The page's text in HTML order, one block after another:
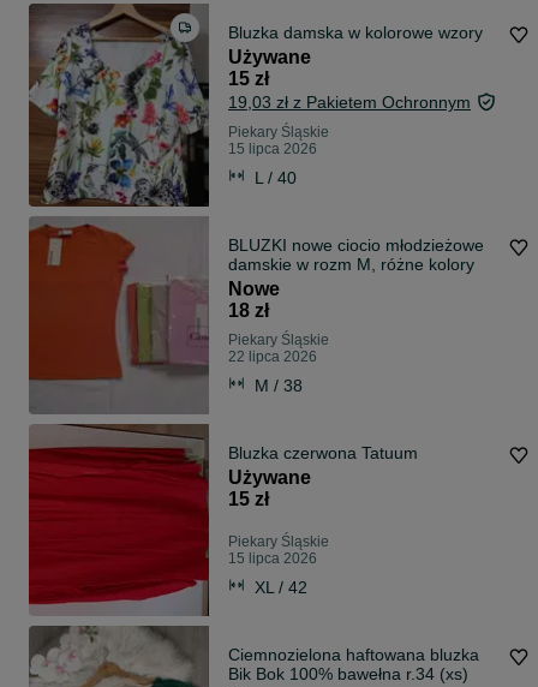
Bluzka damska w kolorowe wzory
Używane
15 zł
19,03 zł z Pakietem Ochronnym
Piekary Śląskie
15 lipca 2026
L / 40
BLUZKI nowe ciocio młodzieżowe
damskie w rozm M, różne kolory
Nowe
18 zł
Piekary Śląskie
22 lipca 2026
M / 38
Bluzka czerwona Tatuum
Używane
15 zł
Piekary Śląskie
15 lipca 2026
XL / 42
Ciemnozielona haftowana bluzka
Bik Bok 100% bawełna r.34 (xs)